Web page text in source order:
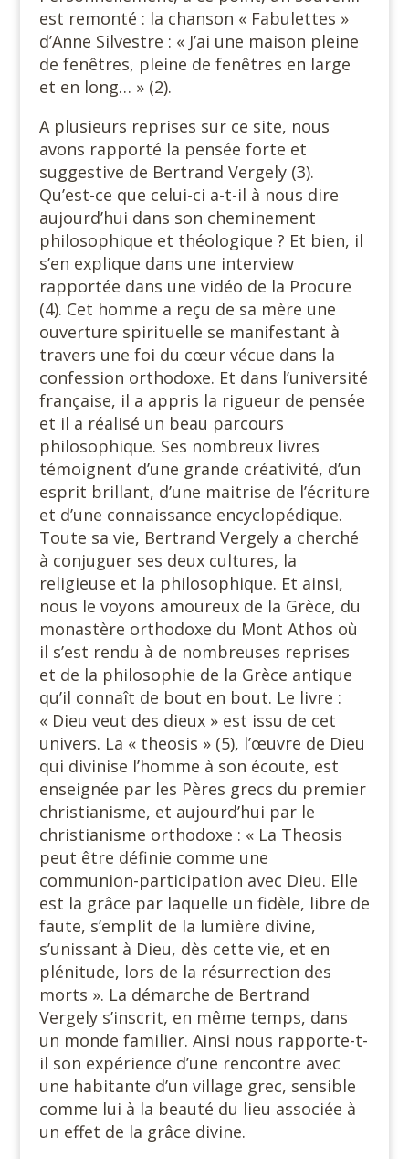
est remonté : la chanson « Fabulettes »
d’Anne Silvestre : « J’ai une maison pleine
de fenêtres, pleine de fenêtres en large
et en long… » (2).
A plusieurs reprises sur ce site, nous
avons rapporté la pensée forte et
suggestive de Bertrand Vergely (3).
Qu’est-ce que celui-ci a-t-il à nous dire
aujourd’hui dans son cheminement
philosophique et théologique ? Et bien, il
s’en explique dans une interview
rapportée dans une vidéo de la Procure
(4). Cet homme a reçu de sa mère une
ouverture spirituelle se manifestant à
travers une foi du cœur vécue dans la
confession orthodoxe. Et dans l’université
française, il a appris la rigueur de pensée
et il a réalisé un beau parcours
philosophique. Ses nombreux livres
témoignent d’une grande créativité, d’un
esprit brillant, d’une maitrise de l’écriture
et d’une connaissance encyclopédique.
Toute sa vie, Bertrand Vergely a cherché
à conjuguer ses deux cultures, la
religieuse et la philosophique. Et ainsi,
nous le voyons amoureux de la Grèce, du
monastère orthodoxe du Mont Athos où
il s’est rendu à de nombreuses reprises
et de la philosophie de la Grèce antique
qu’il connaît de bout en bout. Le livre :
« Dieu veut des dieux » est issu de cet
univers. La « theosis » (5), l’œuvre de Dieu
qui divinise l’homme à son écoute, est
enseignée par les Pères grecs du premier
christianisme, et aujourd’hui par le
christianisme orthodoxe : « La Theosis
peut être définie comme une
communion-participation avec Dieu. Elle
est la grâce par laquelle un fidèle, libre de
faute, s’emplit de la lumière divine,
s’unissant à Dieu, dès cette vie, et en
plénitude, lors de la résurrection des
morts ». La démarche de Bertrand
Vergely s’inscrit, en même temps, dans
un monde familier. Ainsi nous rapporte-t-
il son expérience d’une rencontre avec
une habitante d’un village grec, sensible
comme lui à la beauté du lieu associée à
un effet de la grâce divine.